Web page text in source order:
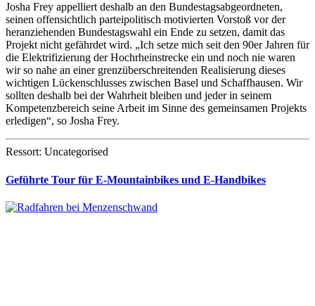
Josha Frey appelliert deshalb an den Bundestagsabgeordneten,
seinen offensichtlich parteipolitisch motivierten Vorstoß vor der
heranziehenden Bundestagswahl ein Ende zu setzen, damit das
Projekt nicht gefährdet wird. „Ich setze mich seit den 90er Jahren für
die Elektrifizierung der Hochrheinstrecke ein und noch nie waren
wir so nahe an einer grenzüberschreitenden Realisierung dieses
wichtigen Lückenschlusses zwischen Basel und Schaffhausen. Wir
sollten deshalb bei der Wahrheit bleiben und jeder in seinem
Kompetenzbereich seine Arbeit im Sinne des gemeinsamen Projekts
erledigen“, so Josha Frey.
Ressort: Uncategorised
Geführte Tour für E-Mountainbikes und E-Handbikes